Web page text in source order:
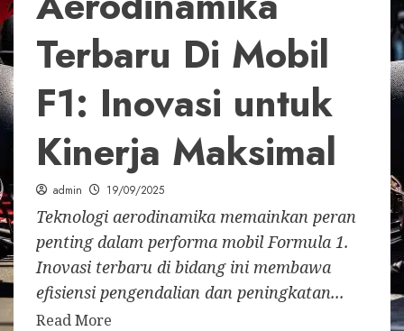
Terbaru Di Mobil
F1: Inovasi untuk
Kinerja Maksimal
admin 19/09/2025
Teknologi aerodinamika memainkan peran
penting dalam performa mobil Formula 1.
Inovasi terbaru di bidang ini membawa
efisiensi pengendalian dan peningkatan...
Read More